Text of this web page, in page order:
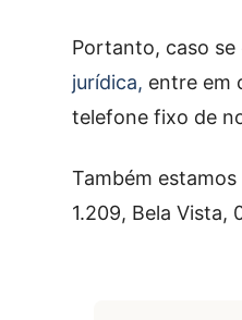
Portanto, caso
jurídica, entre em
telefone fixo de
Também estamos
1.209, Bela Vista,